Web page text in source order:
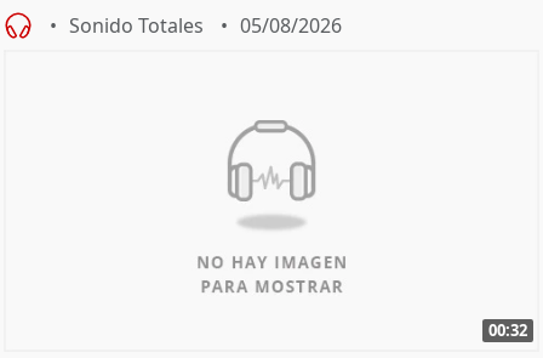
Sonido Totales 05/08/2026
00:32